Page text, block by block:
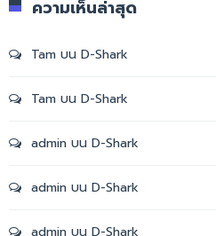
ความเห็นล่าสุด
Tam บน D-Shark
Tam บน D-Shark
admin บน D-Shark
admin บน D-Shark